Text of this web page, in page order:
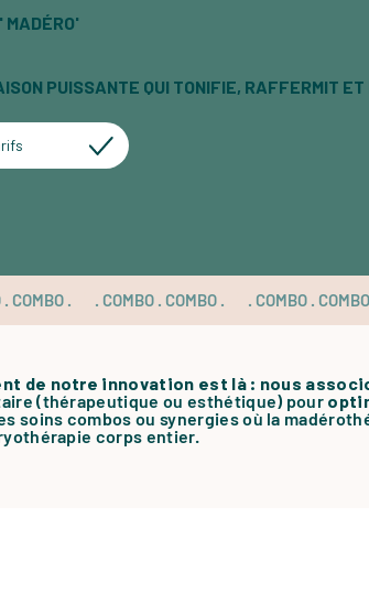
MADÉRO'
PUISSANTE QUI TONIFIE, RAFFERMIT
de notre innovation est là : nous
(thérapeutique ou esthétique) pour
soins combos ou synergies où la
corps entier.